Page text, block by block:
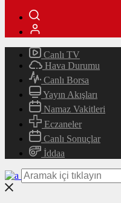
Canlı TV
Hava Durumu
Canlı Borsa
Yayın Akışları
Namaz Vakitleri
Eczaneler
Canlı Sonuçlar
İddaa